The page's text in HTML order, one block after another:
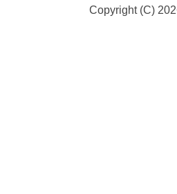
Copyright (C)